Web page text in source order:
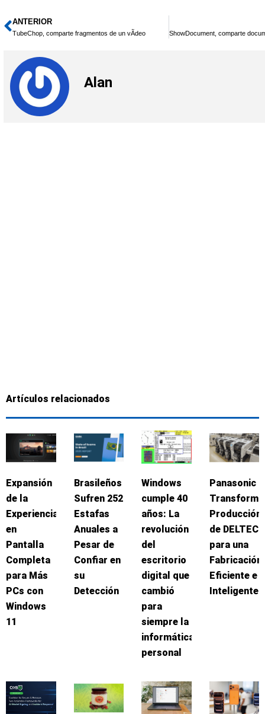
Ant
ANTERIOR
TubeChop, comparte fragmentos de un vÃ­deo
Alan
Artículos relacionados
Expansión
de la
Experiencia
en
Pantalla
Completa
para Más
PCs con
Windows
11
Brasileños
Sufren 252
Estafas
Anuales a
Pesar de
Confiar en
su
Detección
Windows
cumple 40
años: La
revolución
del
escritorio
digital que
cambió
para
siempre la
informática
personal
Panasonic
Transforma
Producción
de DELTEC
para una
Fabricación
Eficiente e
Inteligente